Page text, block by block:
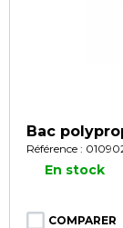
Bac
Référence :
En stock
COMPARER